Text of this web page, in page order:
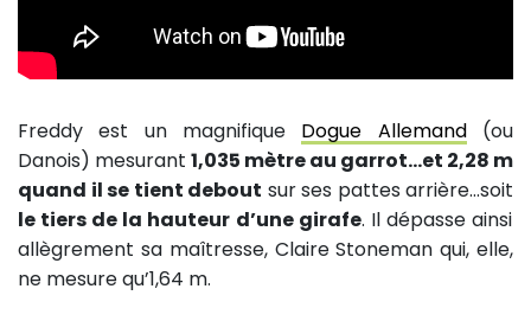
Freddy est un magnifique Dogue Allemand(ou
Danois) mesurant 1,035 mètre au garrot…et 2,28 m
quand il se tient debout sur ses pattes arrière…soit
le tiers de la hauteur d’une girafe. Il dépasse ainsi
allègrement sa maîtresse, Claire Stoneman qui, elle,
ne mesure qu’1,64 m.